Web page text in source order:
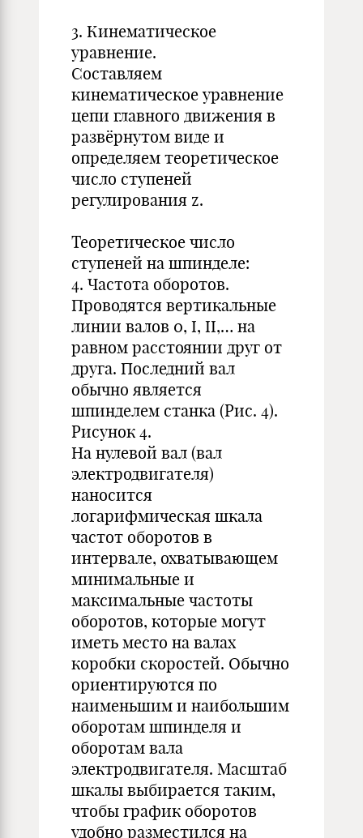
3. Кинематическое
уравнение.
Составляем
кинематическое уравнение
цепи главного движения в
развёрнутом виде и
определяем теоретическое
число ступеней
регулирования z.
Теоретическое число
ступеней на шпинделе:
4. Частота оборотов.
Проводятся вертикальные
линии валов 0, I, II,… на
равном расстоянии друг от
друга. Последний вал
обычно является
шпинделем станка (Рис. 4).
Рисунок 4.
На нулевой вал (вал
электродвигателя)
наносится
логарифмическая шкала
частот оборотов в
интервале, охватывающем
минимальные и
максимальные частоты
оборотов, которые могут
иметь место на валах
коробки скоростей. Обычно
ориентируются по
наименьшим и наибольшим
оборотам шпинделя и
оборотам вала
электродвигателя. Масштаб
шкалы выбирается таким,
чтобы график оборотов
удобно разместился на